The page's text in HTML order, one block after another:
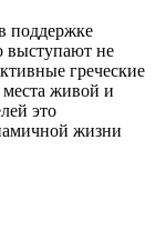
поддержке
выступают не
греческие
живой и
это
жизни